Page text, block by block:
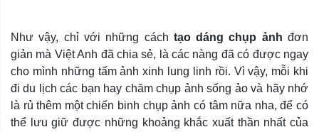
Như vậy, chỉ với những cách tạo dáng chụp ảnh đơn
giản mà Việt Anh đã chia sẻ, là các nàng đã có được ngay
cho mình những tấm ảnh xinh lung linh rồi. Vì vậy, mỗi khi
đi du lịch các bạn hay chăm chụp ảnh sống ảo và hãy nhớ
là rủ thêm một chiến binh chụp ảnh có tâm nữa nha, để có
thể lưu giữ được những khoảng khắc xuất thần nhất của